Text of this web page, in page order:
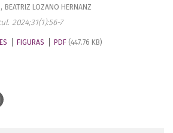
, BEATRIZ LOZANO HERNANZ
2024;31(1):56-7
FIGURAS PDF (447.76 KB)